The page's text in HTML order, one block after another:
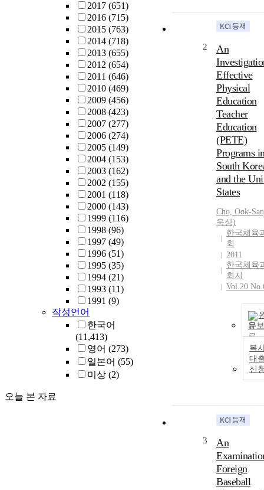
2017 (651)
2016 (715)
2015 (763)
2014 (718)
2013 (655)
2012 (654)
2011 (646)
2010 (469)
2009 (456)
2008 (423)
2007 (277)
2006 (274)
2005 (149)
2004 (153)
2003 (162)
2002 (155)
2001 (118)
2000 (143)
1999 (116)
1998 (96)
1997 (49)
1996 (51)
1995 (35)
1994 (21)
1993 (11)
1991 (9)
작성언어
한국어
(11,413)
영어 (273)
일본어 (55)
미상 (2)
오늘 본 자료
2
An
Effective
Physical
Education
Teacher
Education
(PETE)
Programs
South
and the
States
Cho, Ook-
욱상)
한국체육
회
2011
한국체육
회지
Vol.20
문
복
대
신
3
An
Foreign
Baseball